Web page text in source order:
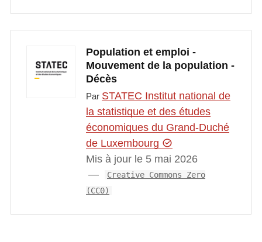
Population et emploi -
Mouvement de la population -
Décès
Par STATEC Institut national de
la statistique et des études
économiques du Grand-Duché
de Luxembourg
Mis à jour le 5 mai 2026
Creative Commons Zero
(CC0)